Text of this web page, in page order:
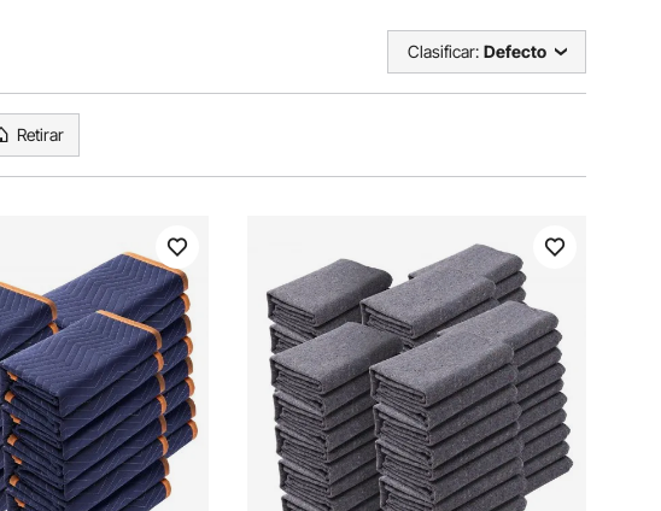
Clasificar: Defecto
Retirar